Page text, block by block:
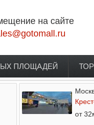
на сайте
ПЛОЩАДЕЙ
от